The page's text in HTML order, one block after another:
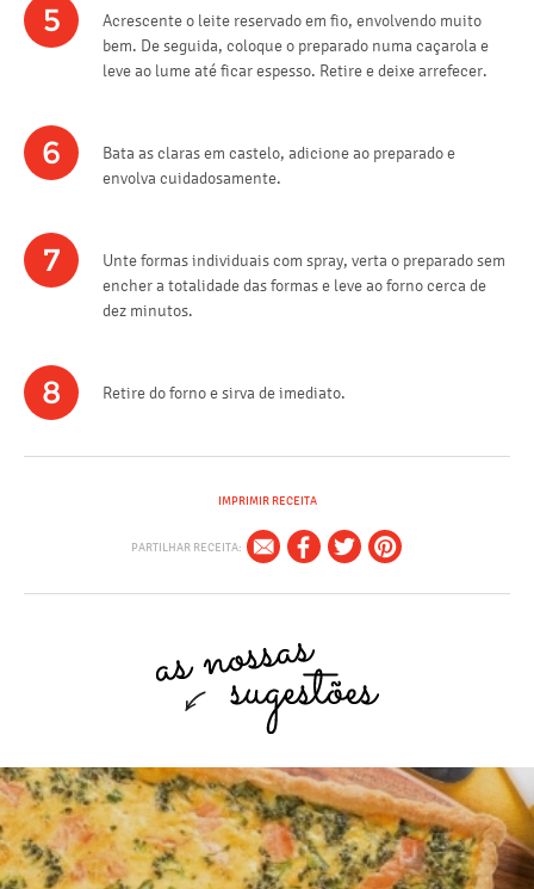
5
Acrescente o leite reservado em fio, envolvendo muito
bem. De seguida, coloque o preparado numa caçarola e
leve ao lume até ficar espesso. Retire e deixe arrefecer.
6
Bata as claras em castelo, adicione ao preparado e
envolva cuidadosamente.
7
Unte formas individuais com spray, verta o preparado sem
encher a totalidade das formas e leve ao forno cerca de
dez minutos.
8 Retire do forno e sirva de imediato.
IMPRIMIR RECEITA
PARTILHAR RECEITA: